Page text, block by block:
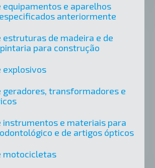
equipamentos e aparelhos
anteriormente
estruturas de madeira e de
para construção
explosivos
geradores, transformadores e
instrumentos e materiais para
e de artigos ópticos
motocicletas